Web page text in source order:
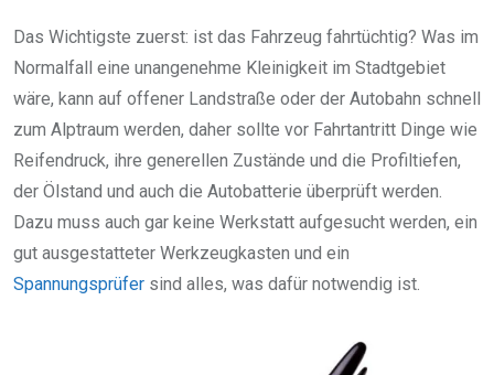
Das Wichtigste zuerst: ist das Fahrzeug fahrtüchtig? Was im
Normalfall eine unangenehme Kleinigkeit im Stadtgebiet
wäre, kann auf offener Landstraße oder der Autobahn schnell
zum Alptraum werden, daher sollte vor Fahrtantritt Dinge wie
Reifendruck, ihre generellen Zustände und die Profiltiefen,
der Ölstand und auch die Autobatterie überprüft werden.
Dazu muss auch gar keine Werkstatt aufgesucht werden, ein
gut ausgestatteter Werkzeugkasten und ein
Spannungsprüfer sind alles, was dafür notwendig ist.